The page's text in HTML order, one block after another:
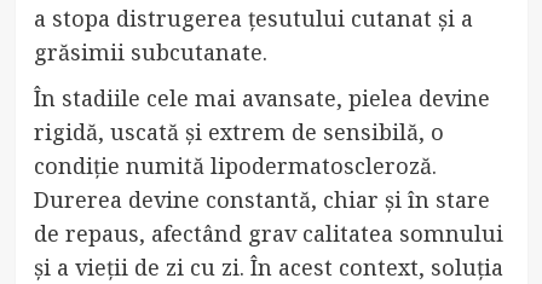
a stopa distrugerea țesutului cutanat și a
grăsimii subcutanate.
În stadiile cele mai avansate, pielea devine
rigidă, uscată și extrem de sensibilă, o
condiție numită lipodermatoscleroză.
Durerea devine constantă, chiar și în stare
de repaus, afectând grav calitatea somnului
și a vieții de zi cu zi. În acest context, soluția